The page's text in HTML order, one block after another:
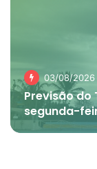
03/08/2026
Previsão do
segunda-